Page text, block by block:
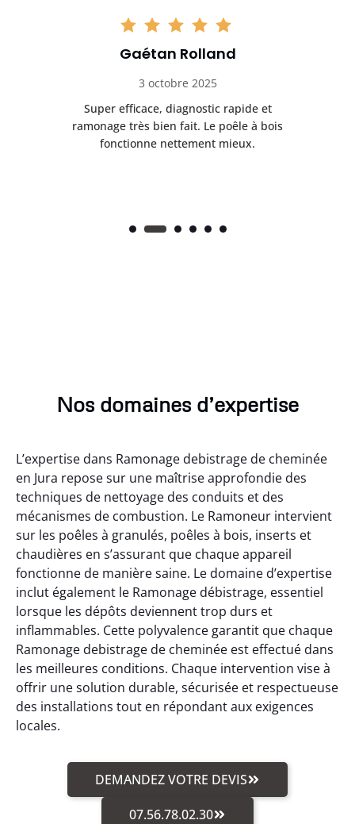
Gaétan Rolland
3 octobre 2025
Super efficace, diagnostic rapide et
ramonage très bien fait. Le poêle à bois
fonctionne nettement mieux.
Nos domaines d’expertise
L’expertise dans Ramonage debistrage de cheminée
en Jura repose sur une maîtrise approfondie des
techniques de nettoyage des conduits et des
mécanismes de combustion. Le Ramoneur intervient
sur les poêles à granulés, poêles à bois, inserts et
chaudières en s’assurant que chaque appareil
fonctionne de manière saine. Le domaine d’expertise
inclut également le Ramonage débistrage, essentiel
lorsque les dépôts deviennent trop durs et
inflammables. Cette polyvalence garantit que chaque
Ramonage debistrage de cheminée est effectué dans
les meilleures conditions. Chaque intervention vise à
offrir une solution durable, sécurisée et respectueuse
des installations tout en répondant aux exigences
locales.
DEMANDEZ VOTRE DEVIS
07.56.78.02.30